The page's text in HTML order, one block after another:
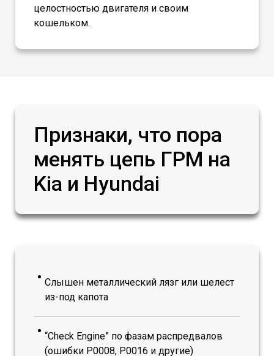
целостностью двигателя и своим
кошельком.
Признаки, что пора
менять цепь ГРМ на
Kia и Hyundai
Слышен металлический лязг или шелест
из-под капота
“Check Engine” по фазам распредвалов
(ошибки P0008, P0016 и другие)